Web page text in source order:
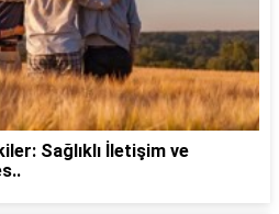
Sağlıklı İletişim ve